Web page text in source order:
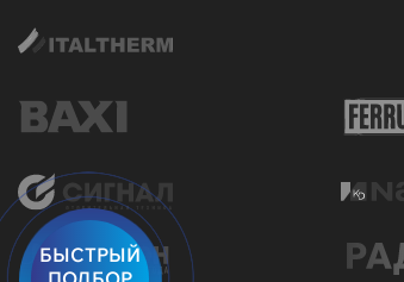
БЫСТРЫЙ